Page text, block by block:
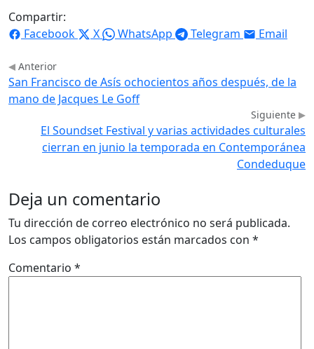
Compartir:
Facebook
X WhatsApp Telegram Email
Anterior
San Francisco de Asís ochocientos años después, de la
mano de Jacques Le Goff
Siguiente
El Soundset Festival y varias actividades culturales
cierran en junio la temporada en Contemporánea
Condeduque
Deja un comentario
Tu dirección de correo electrónico no será publicada.
Los campos obligatorios están marcados con *
Comentario *